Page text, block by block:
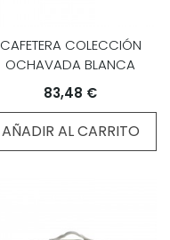
CAFETERA COLECCIÓN
OCHAVADA BLANCA
83,48 €
AÑADIR AL CARRITO